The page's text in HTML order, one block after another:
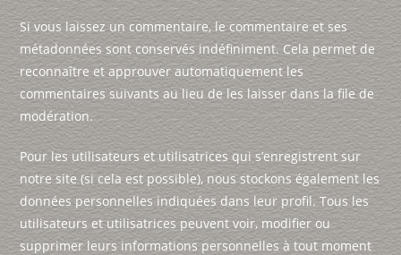
Si vous laissez un commentaire, le commentaire et ses
métadonnées sont conservés indéfiniment. Cela permet de
reconnaître et approuver automatiquement les
commentaires suivants au lieu de les laisser dans la file de
modération.
Pour les utilisateurs et utilisatrices qui s’enregistrent sur
notre site (si cela est possible), nous stockons également les
données personnelles indiquées dans leur profil. Tous les
utilisateurs et utilisatrices peuvent voir, modifier ou
supprimer leurs informations personnelles à tout moment